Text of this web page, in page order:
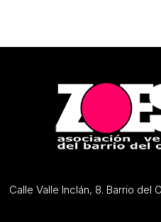
Calle Valle Inclán, 8. Barrio del